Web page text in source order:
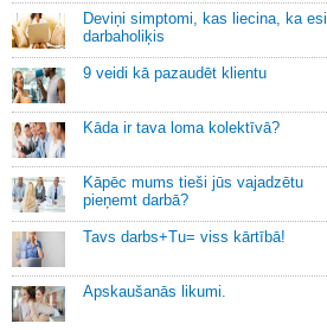
Deviņi simptomi, kas liecina, ka esi
darbaholiķis
9 veidi kā pazaudēt klientu
Kāda ir tava loma kolektīvā?
Kāpēc mums tieši jūs vajadzētu
pieņemt darbā?
Tavs darbs+Tu= viss kārtībā!
Apskaušanās likumi.